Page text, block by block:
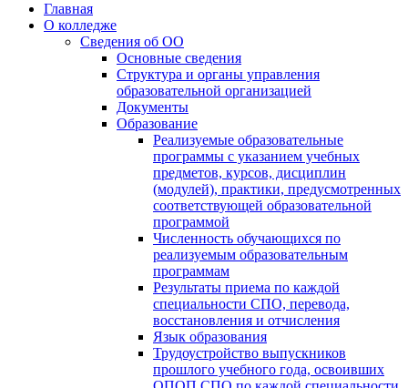
Главная
О колледже
Сведения об ОО
Основные сведения
Структура и органы управления
образовательной организацией
Документы
Образование
Реализуемые образовательные
программы с указанием учебных
предметов, курсов, дисциплин
(модулей), практики, предусмотренных
соответствующей образовательной
программой
Численность обучающихся по
реализуемым образовательным
программам
Результаты приема по каждой
специальности СПО, перевода,
восстановления и отчисления
Язык образования
Трудоустройство выпускников
прошлого учебного года, освоивших